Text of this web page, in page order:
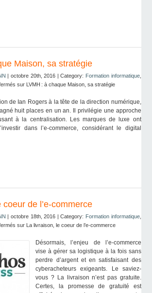
Maison, sa stratégie
| octobre 20th, 2016 | Category: Formation informatique,
sur LVMH : à chaque Maison, sa stratégie
de Ian Rogers à la tête de la direction numérique,
huit places en un an. Il privilégie une approche
à la centralisation. Les marques de luxe ont
dans l’e-commerce, considérant le digital
de l’e-commerce
| octobre 18th, 2016 | Category: Formation informatique,
sur La livraison, le coeur de l’e-commerce
Désormais, l’enjeu de l’e-commerce
vise à gérer sa logistique à la fois sans
perdre d’argent et en satisfaisant des
cyberacheteurs exigeants. Le saviez-
vous ? La livraison n’est pas gratuite.
Certes, la promesse de gratuité est